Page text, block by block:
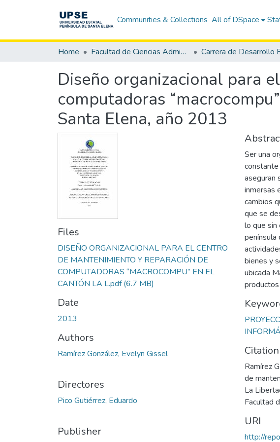
Communities & Collections All of DSpace
Home Facultad de Ciencias Administrativas
Diseño organizacional para
computadoras
Santa Elena, año 2013
Files
DISEÑO ORGANIZACIONAL PARA EL CENTRO
DE MANTENIMIENTO Y REPARACIÓN DE
COMPUTADORAS “MACROCOMPU” EN EL
CANTÓN LA L.pdf(6.7 MB)
Date
2013
Authors
Ramírez González, Evelyn Gissel
Directores
Pico Gutiérrez, Eduardo
Publisher
Ser una
aseguran
inmersas
cambios
que se
lo que sin
península
bienes y
ubicada
Citation
Ramírez
de
La
Facultad
URI
http://